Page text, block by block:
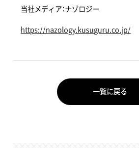
当社メディア：ナゾロジー
https://nazology.kusuguru.co.jp/
一覧に戻る